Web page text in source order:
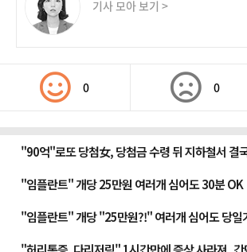
기사 모아 보기 >
0 0